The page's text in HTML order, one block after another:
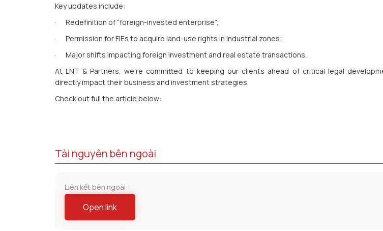
Key updates include:
· Redefinition of “foreign-invested enterprise”;
· Permission for FIEs to acquire land-use rights in industrial zones;
· Major shifts impacting foreign investment and real estate transactions.
At LNT & Partners, we’re committed to keeping our clients ahead of critical legal
directly impact their business and investment strategies.
Check out full the article below:
Tài nguyên bên ngoài
Liên kết bên ngoài:
Open link